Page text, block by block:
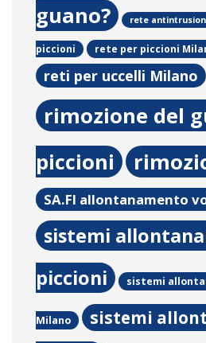
guano?
rete
piccioni rete per piccioni
reti per uccelli Milano
rimozione del
piccioni
SA.FI allontanamento
sistemi
piccioni
sistemi
Milano
sistemi